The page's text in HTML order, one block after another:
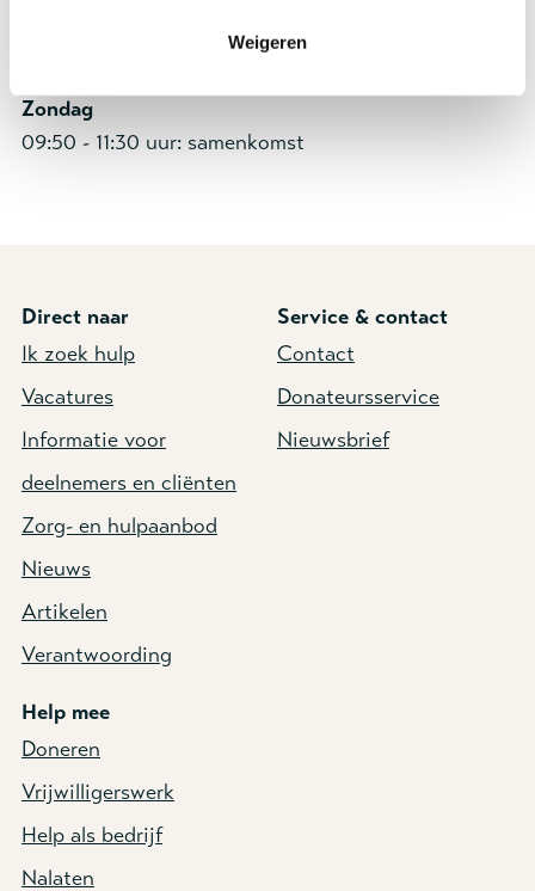
Weigeren
10:00 - 13:00 uur: AutiCorner (om de week)
Zondag
09:50 - 11:30 uur: samenkomst
Direct naar
Ik zoek hulp
Vacatures
Informatie voor
deelnemers en cliënten
Zorg- en hulpaanbod
Nieuws
Artikelen
Verantwoording
Service & contact
Contact
Donateursservice
Nieuwsbrief
Help mee
Doneren
Vrijwilligerswerk
Help als bedrijf
Nalaten